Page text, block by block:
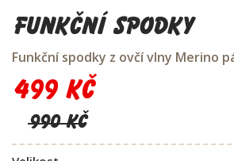
funkční spodky
Funkční spodky z ovčí vlny Merino
499 Kč
990 Kč